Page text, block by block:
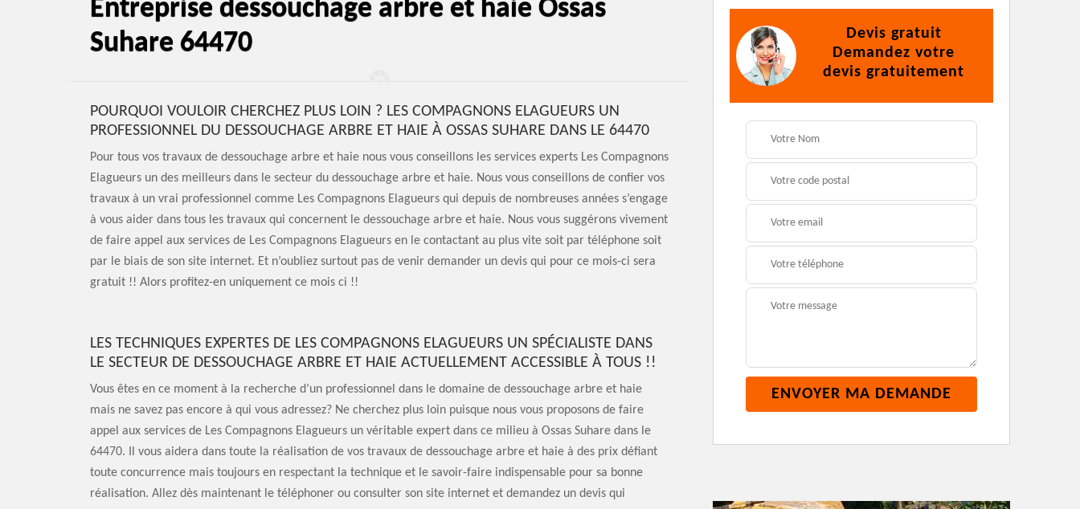
Entreprise dessouchage arbre et haie Ossas
Suhare 64470
POURQUOI VOULOIR CHERCHEZ PLUS LOIN ? LES COMPAGNONS ELAGUEURS UN
PROFESSIONNEL DU DESSOUCHAGE ARBRE ET HAIE À OSSAS SUHARE DANS LE 64470
Pour tous vos travaux de dessouchage arbre et haie nous vous conseillons les services experts Les Compagnons
Elagueurs un des meilleurs dans le secteur du dessouchage arbre et haie. Nous vous conseillons de confier vos
travaux à un vrai professionnel comme Les Compagnons Elagueurs qui depuis de nombreuses années s’engage
à vous aider dans tous les travaux qui concernent le dessouchage arbre et haie. Nous vous suggérons vivement
de faire appel aux services de Les Compagnons Elagueurs en le contactant au plus vite soit par téléphone soit
par le biais de son site internet. Et n’oubliez surtout pas de venir demander un devis qui pour ce mois-ci sera
gratuit !! Alors profitez-en uniquement ce mois ci !!
LES TECHNIQUES EXPERTES DE LES COMPAGNONS ELAGUEURS UN SPÉCIALISTE DANS
LE SECTEUR DE DESSOUCHAGE ARBRE ET HAIE ACTUELLEMENT ACCESSIBLE À TOUS !!
Vous êtes en ce moment à la recherche d’un professionnel dans le domaine de dessouchage arbre et haie
mais ne savez pas encore à qui vous adressez? Ne cherchez plus loin puisque nous vous proposons de faire
appel aux services de Les Compagnons Elagueurs un véritable expert dans ce milieu à Ossas Suhare dans le
64470. Il vous aidera dans toute la réalisation de vos travaux de dessouchage arbre et haie à des prix défiant
toute concurrence mais toujours en respectant la technique et le savoir-faire indispensable pour sa bonne
réalisation. Allez dès maintenant le téléphoner ou consulter son site internet et demandez un devis qui
Devis gratuit
Demandez votre
devis gratuitement